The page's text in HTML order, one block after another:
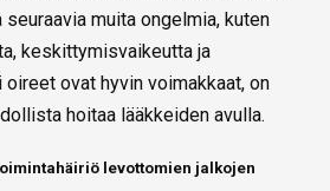
muita ongelmia, kuten
keskittymisvaikeutta ja
ovat hyvin voimakkaat, on
hoitaa lääkkeiden avulla.
levottomien jalkojen